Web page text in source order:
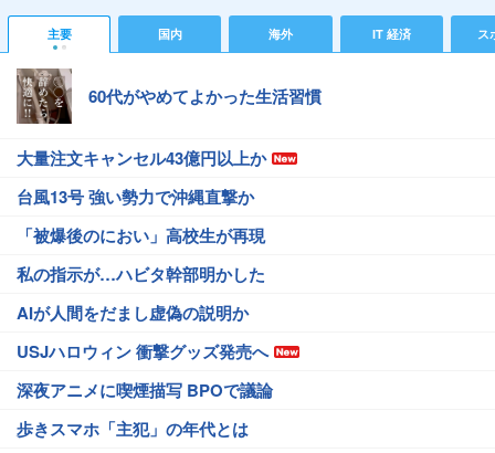
主要 国内 海外 IT 経済 ス
60代がやめてよかった生活習慣
大量注文キャンセル43億円以上か
台風13号 強い勢力で沖縄直撃か
「被爆後のにおい」高校生が再現
私の指示が…ハビタ幹部明かした
AIが人間をだまし虚偽の説明か
USJハロウィン 衝撃グッズ発売へ
深夜アニメに喫煙描写 BPOで議論
歩きスマホ「主犯」の年代とは